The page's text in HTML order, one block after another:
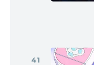
41